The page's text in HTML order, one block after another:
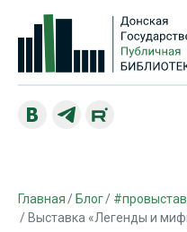
Главная Блог
Выставка «Легенды и